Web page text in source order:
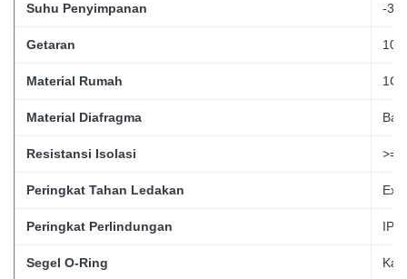
Suhu Penyimpanan -
Getaran
Material Rumah
Material Diafragma
Resistansi Isolasi
Peringkat Tahan Ledakan
Peringkat Perlindungan
Segel O-Ring